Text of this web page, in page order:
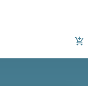
add_shopping_cart